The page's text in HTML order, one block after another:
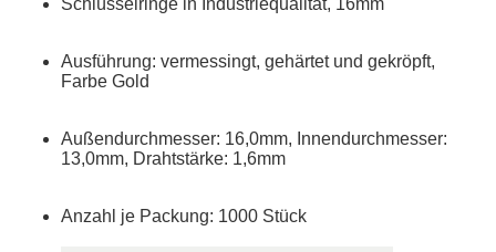
Schlüsselringe in Industriequalität, 16mm
Ausführung: vermessingt, gehärtet und gekröpft,
Farbe Gold
Außendurchmesser: 16,0mm, Innendurchmesser:
13,0mm, Drahtstärke: 1,6mm
Anzahl je Packung: 1000 Stück